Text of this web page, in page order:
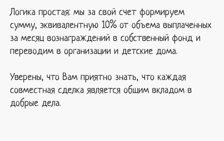
Логика простая: мы за свой счет формируем
сумму, эквивалентную 10% от объема выплаченных
за месяц вознаграждений в собственный фонд и
переводим в организации и детские дома.
Уверены, что Вам приятно знать, что каждая
совместная сделка является общим вкладом в
добрые дела.